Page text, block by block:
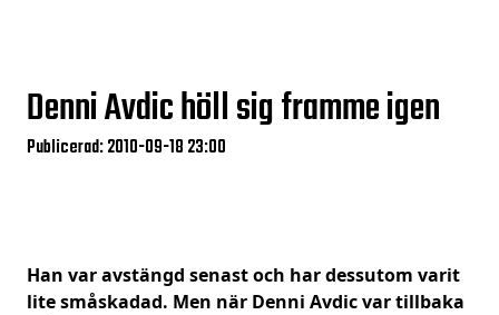
Denni Avdic höll sig framme igen
Publicerad: 2010-09-18 23:00
Han var avstängd senast och har dessutom varit
lite småskadad. Men när Denni Avdic var tillbaka